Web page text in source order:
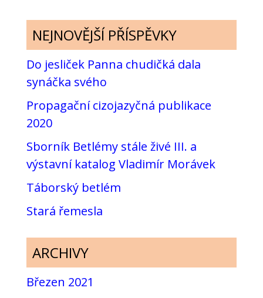
NEJNOVĚJŠÍ PŘÍSPĚVKY
Do jesliček Panna chudičká dala
synáčka svého
Propagační cizojazyčná publikace
2020
Sborník Betlémy stále živé III. a
výstavní katalog Vladimír Morávek
Táborský betlém
Stará řemesla
ARCHIVY
Březen 2021